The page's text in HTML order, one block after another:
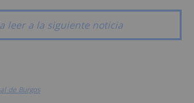
leer a la siguiente noticia
de Burgos